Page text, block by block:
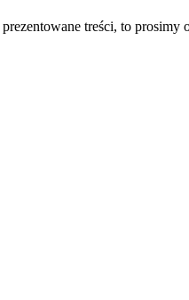
treści, to prosimy